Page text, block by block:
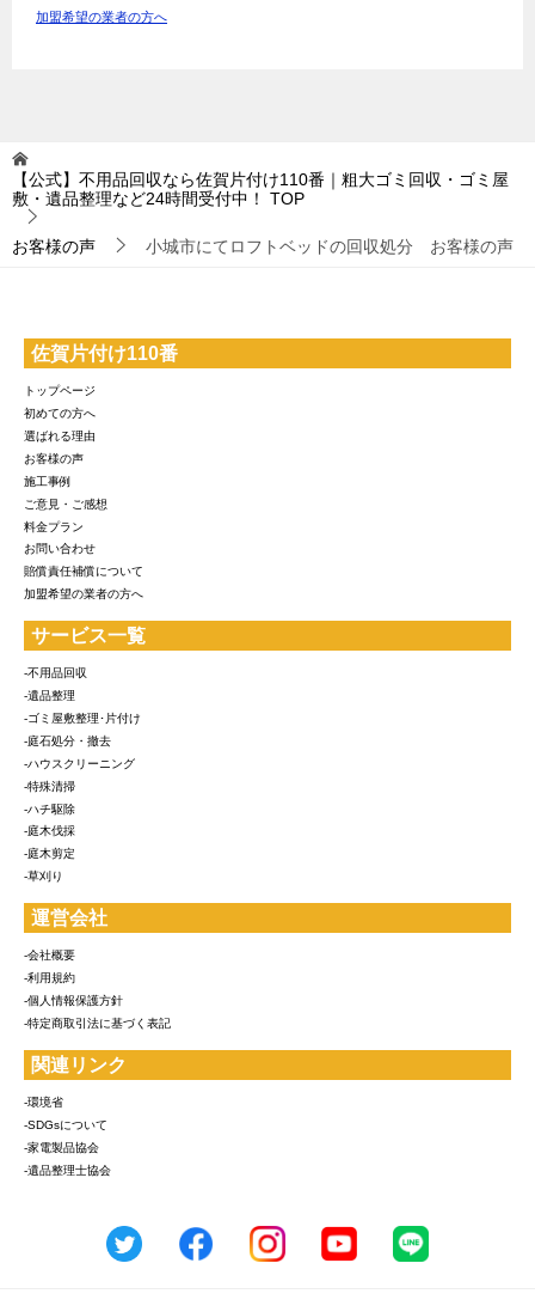
加盟希望の業者の方へ
【公式】不用品回収なら佐賀片付け110番｜粗大ゴミ回収・ゴミ屋
敷・遺品整理など24時間受付中！
TOP
お客様の声 小城市にてロフトベッドの回収処分 お客様の声
佐賀片付け110番
トップページ
初めての方へ
選ばれる理由
お客様の声
施工事例
ご意見・ご感想
料金プラン
お問い合わせ
賠償責任補償について
加盟希望の業者の方へ
サービス一覧
-不用品回収
-遺品整理
-ゴミ屋敷整理･片付け
-庭石処分・撤去
-ハウスクリーニング
-特殊清掃
-ハチ駆除
-庭木伐採
-庭木剪定
-草刈り
運営会社
-会社概要
-利用規約
-個人情報保護方針
-特定商取引法に基づく表記
関連リンク
-環境省
-SDGsについて
-家電製品協会
-遺品整理士協会